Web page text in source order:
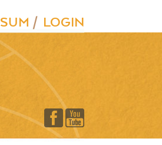
LOGIN